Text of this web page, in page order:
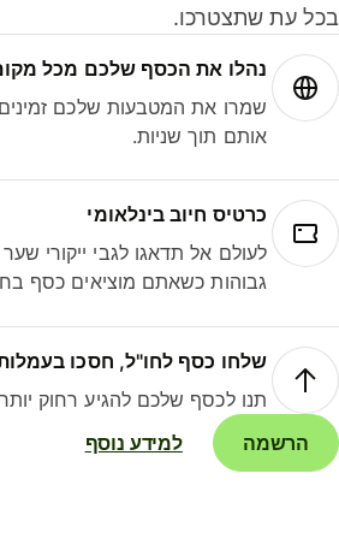
עת שתצטרכו.
נהלו את הכסף שלכם מכל מקום
שמרו את המטבעות שלכם זמינים
אותם תוך שניות.
כרטיס חיוב בינלאומי
לעולם אל תדאגו לגבי ייקורי שער
גבוהות כשאתם מוציאים כסף
שלחו כסף לחו"ל, חסכו בעמלות
תנו לכסף שלכם להגיע רחוק
הרשמה
למידע נוסף